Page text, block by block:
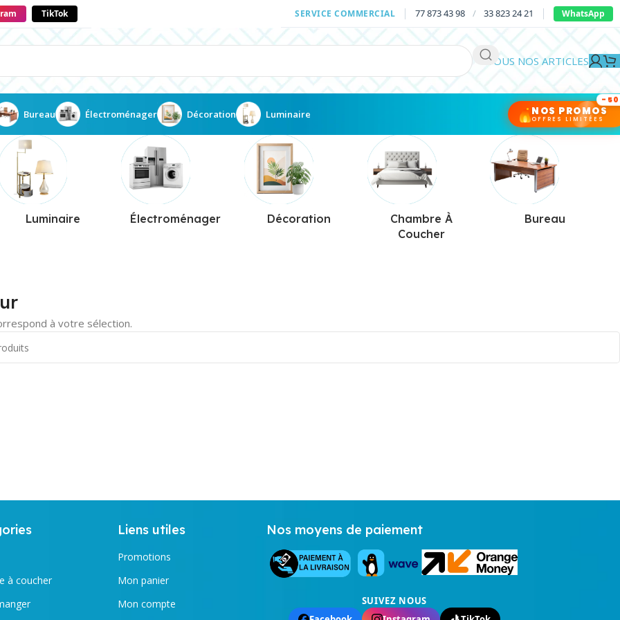
TikTok SERVICE COMMERCIAL 77 873 43 98 / 33 823 24 21 WhatsApp
TOUS NOS ARTICLES
Bureau Électroménager Décoration Luminaire NOS PROMOS
OFFRES LIMITÉES
-
Luminaire Électroménager Décoration
Chambre À
Coucher
Bureau
à votre sélection.
à coucher
Liens utiles
Promotions
Mon panier
Mon compte
Nos moyens de paiement
SUIVEZ NOUS